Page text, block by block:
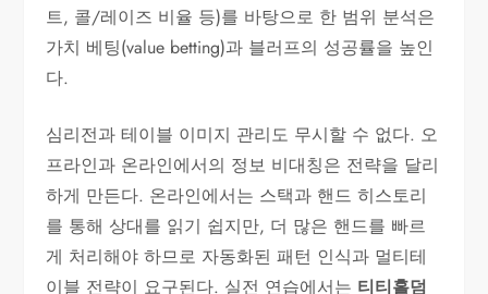
트, 콜/레이즈 비율 등)를 바탕으로 한 범위 분석은
가치 베팅(value betting)과 블러프의 성공률을 높인
다.
심리전과 테이블 이미지 관리도 무시할 수 없다. 오
프라인과 온라인에서의 정보 비대칭은 전략을 달리
하게 만든다. 온라인에서는 스택과 핸드 히스토리
를 통해 상대를 읽기 쉽지만, 더 많은 핸드를 빠르
게 처리해야 하므로 자동화된 패턴 인식과 멀티테
이블 전략이 요구된다. 실전 연습에서는 티티홀덤